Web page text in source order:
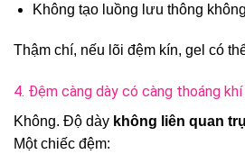
Không tạo luồng lưu thông
Thậm chí, nếu lõi đệm kín, gel có
4. Đệm càng dày có càng thoáng khí
Không. Độ dày không liên quan
Một chiếc đệm: